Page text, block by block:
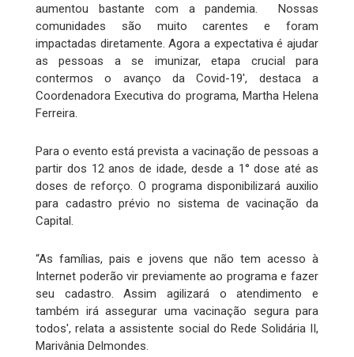
aumentou bastante com a pandemia. Nossas
comunidades são muito carentes e foram
impactadas diretamente. Agora a expectativa é ajudar
as pessoas a se imunizar, etapa crucial para
contermos o avanço da Covid-19', destaca a
Coordenadora Executiva do programa, Martha Helena
Ferreira.
Para o evento está prevista a vacinação de pessoas a
partir dos 12 anos de idade, desde a 1° dose até as
doses de reforço. O programa disponibilizará auxilio
para cadastro prévio no sistema de vacinação da
Capital.
“As famílias, pais e jovens que não tem acesso à
Internet poderão vir previamente ao programa e fazer
seu cadastro. Assim agilizará o atendimento e
também irá assegurar uma vacinação segura para
todos', relata a assistente social do Rede Solidária II,
Marivânia Delmondes.